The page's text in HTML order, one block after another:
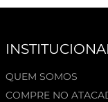
QUEM SOMOS
COMPRE NO